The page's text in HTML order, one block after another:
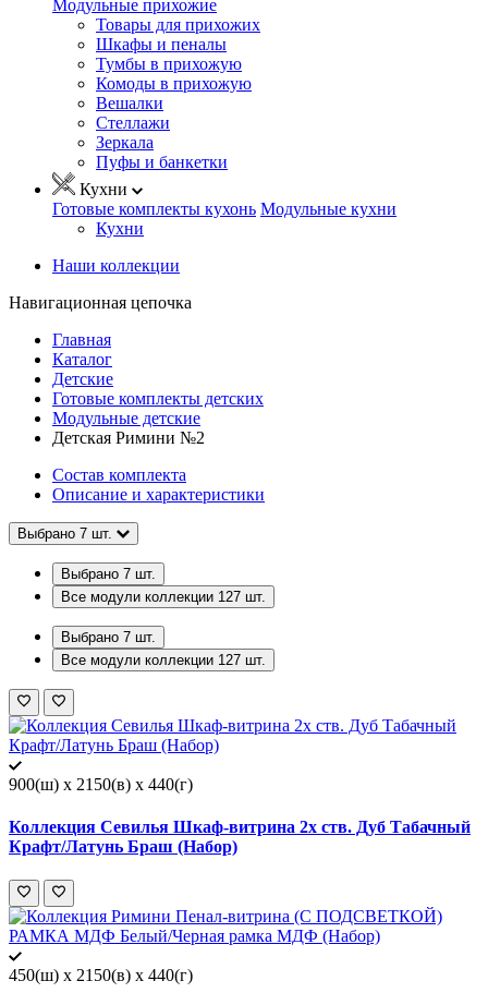
Модульные прихожие
Товары для прихожих
Шкафы и пеналы
Тумбы в прихожую
Комоды в прихожую
Вешалки
Стеллажи
Зеркала
Пуфы и банкетки
Кухни
Готовые комплекты кухонь Модульные кухни
Кухни
Наши коллекции
Навигационная цепочка
Главная
Каталог
Детские
Готовые комплекты детских
Модульные детские
Детская Римини №2
Состав комплекта
Описание и характеристики
Выбрано 7 шт.
Выбрано 7 шт.
Все модули коллекции 127 шт.
Выбрано 7 шт.
Все модули коллекции 127 шт.
900(ш) x 2150(в) x 440(г)
Коллекция Севилья Шкаф-витрина 2х ств. Дуб Табачный
Крафт/Латунь Браш (Набор)
450(ш) x 2150(в) x 440(г)